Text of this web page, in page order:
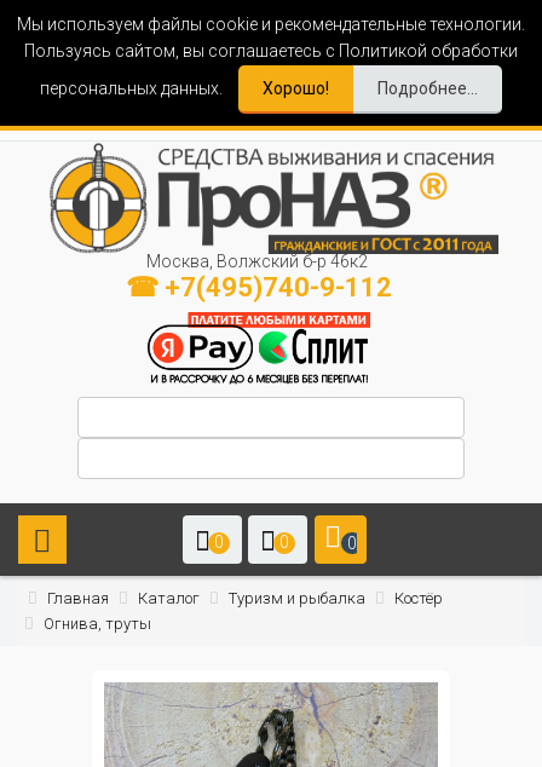
Мы используем файлы cookie и рекомендательные технологии.
Пользуясь сайтом, вы соглашаетесь с Политикой обработки
персональных данных.
Хорошо! Подробнее...
Москва, Волжский б-р 46к2
☎ +7(495)740-9-112
0 0 0
Главная Каталог Туризм и рыбалка
Костёр
Огнива, труты